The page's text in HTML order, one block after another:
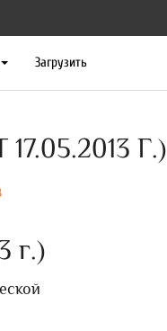
Загрузить
Г.)
г.)